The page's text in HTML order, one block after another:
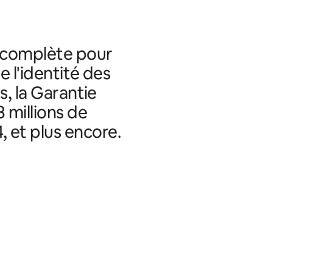
pour
l'identité des
la Garantie
millions de
et plus encore.